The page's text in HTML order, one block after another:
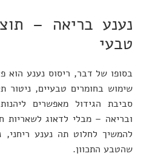
נענע בריאה –
טבעי
בסופו של דבר, ריסוס נענע הוא
שימוש בחומרים טבעיים, ניטור
סביבת הגידול מאפשרים
ובריאה – מבלי לדאוג לשאריות
להמשיך לחלוט תה נענע ריחני,
שהטבע התכוון.